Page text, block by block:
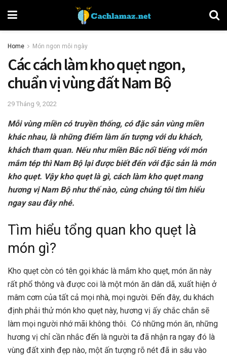
Home Món ngon mỗi ngày
Các cách làm kho quẹt ngon,
chuẩn vị vùng đất Nam Bộ
29 Tháng 9, 2022
Mỗi vùng miền có truyền thống, có đặc sản vùng miền
khác nhau, là những điểm làm ấn tượng với du khách,
khách tham quan. Nếu như miền Bắc nổi tiếng với món
mắm tép thì Nam Bộ lại được biết đến với đặc sản là món
kho quẹt. Vậy kho quẹt là gì, cách làm kho quẹt mang
hương vị Nam Bộ như thế nào, cùng chúng tôi tìm hiểu
ngay sau đây nhé.
Tìm hiểu tổng quan kho quẹt là
món gì?
Kho quẹt còn có tên gọi khác là mắm kho quẹt, món ăn này
rất phổ thông và được coi là một món ăn dân dã, xuất hiện ở
mâm cơm của tất cả mọi nhà, mọi người. Đến đây, du khách
định phải thử món kho quẹt này, hương vị ấy chắc chắn sẽ
làm mọi người nhớ mãi không thôi. Có những món ăn, những
hương vị chỉ cần nhắc đến là người ta đã nhận ra ngay đó là
vùng đất xinh đẹp nào, một ấn tượng rõ nét đã in sâu vào